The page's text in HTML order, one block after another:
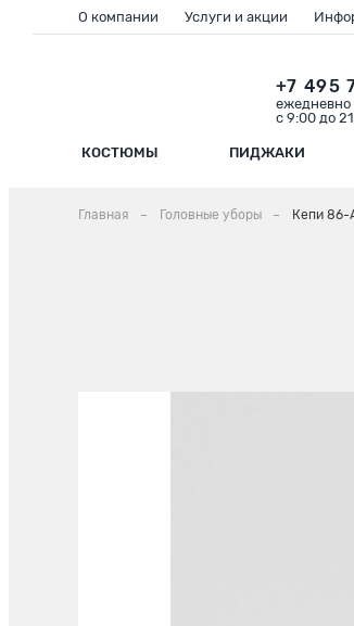
КОСТЮМЫ ПИДЖАКИ
+7 495
ежедневно
с 9:00 до
О компании Услуги и акции
Главная Головные уборы Кепи 86-